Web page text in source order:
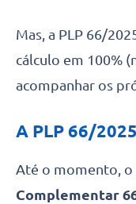
Mas, a PLP 66/
cálculo em 100%
acompanhar os
A PLP 66/
Até o momento, o
Complementar